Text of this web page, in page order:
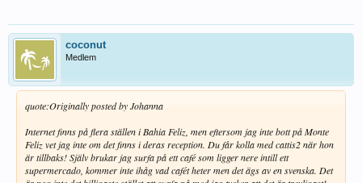
coconut
Medlem
quote:Originally posted by Johanna
Internet finns på flera ställen i Bahia Feliz, men eftersom jag inte bott på Monte
Feliz vet jag inte om det finns i deras reception. Du får kolla med cattis2 när hon
är tillbaks! Själv brukar jag surfa på ett café som ligger nere intill ett
supermercado, kommer inte ihåg vad cafét heter men det ägs av en svenska. Det